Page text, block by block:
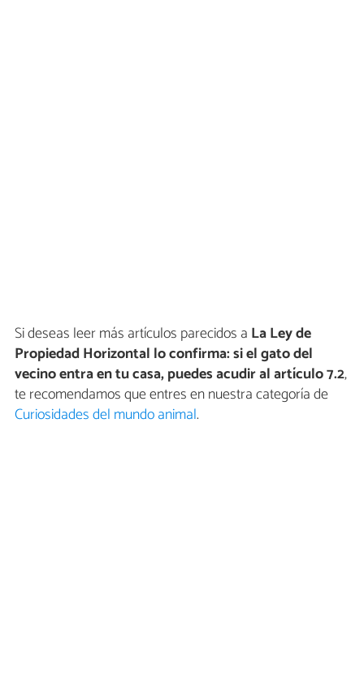
Si deseas leer más artículos parecidos a La Ley de
Propiedad Horizontal lo confirma: si el gato del
vecino entra en tu casa, puedes acudir al artículo 7.2,
te recomendamos que entres en nuestra categoría de
Curiosidades del mundo animal.